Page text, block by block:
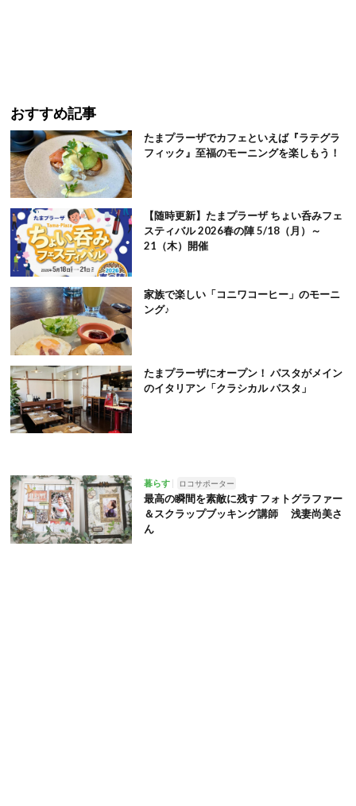
おすすめ記事
たまプラーザでカフェといえば『ラテグラ
フィック』至福のモーニングを楽しもう！
【随時更新】たまプラーザ ちょい呑みフェ
スティバル 2026春の陣 5/18（月）～
21（木）開催
家族で楽しい「コニワコーヒー」のモーニ
ング♪
たまプラーザにオープン！ パスタがメイン
のイタリアン「クラシカル パスタ」
暮らす ロコサポーター
最高の瞬間を素敵に残す フォトグラファー
＆スクラップブッキング講師 浅妻尚美さ
ん